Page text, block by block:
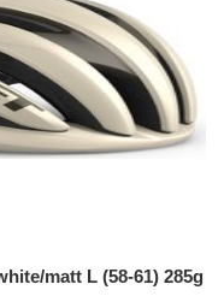
matt L (58-61) 285g